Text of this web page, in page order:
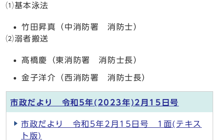
⑴基本泳法
竹田昇真（中消防署 消防士）
⑵溺者搬送
髙橋慶（東消防署 消防士長）
金子洋介（西消防署 消防士長）
市政だより 令和5年(2023年)2月15日号
市政だより 令和5年2月15日号 1面(テキス
ト版)